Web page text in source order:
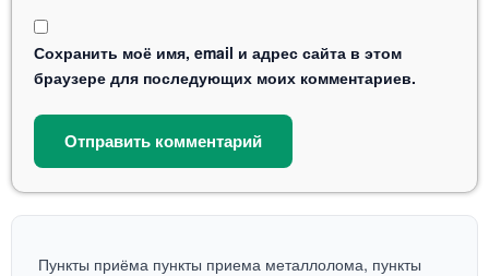
Сохранить моё имя, email и адрес сайта в этом
браузере для последующих моих комментариев.
Пункты приёма пункты приема металлолома, пункты